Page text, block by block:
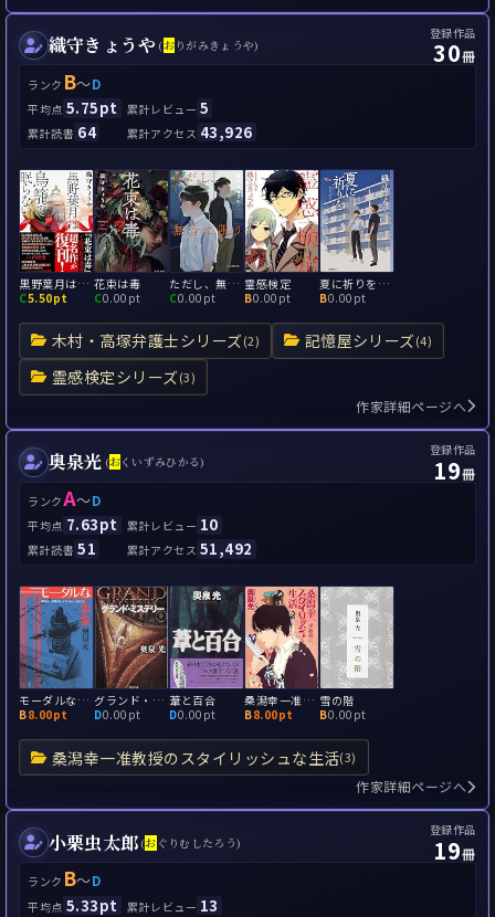
織守きょうや (お りがみきょうや)
登録作品
30冊
ランク B～D
平均点 5.75pt 累計レビュー 5
累計読書 64 累計アクセス 43,926
木村・高塚弁護士シリーズ(2) 記憶屋シリーズ(4)
霊感検定シリーズ(3)
黒野葉月は鳥籠で眠らない
C5.50pt
花束は毒
C0.00pt
ただし、無音に限り
C0.00pt
霊感検定
B0.00pt
夏に祈りを ただし、無音に限り
B0.00pt
作家詳細ページへ
奥泉光 (おくいずみひかる)
登録作品
19冊
ランクA～D
平均点 7.63pt 累計レビュー 10
累計読書 51 累計アクセス 51,492
桑潟幸一准教授のスタイリッシュな生活(3)
モーダルな事象
B8.00pt
グランド・ミステリー
D0.00pt
葦と百合
D0.00pt
桑潟幸一准教授のスタイリッシュな生活
B8.00pt
雪の階
B0.00pt
作家詳細ページへ
小栗虫太郎 (お ぐりむしたろう)
登録作品
19冊
ランク B～D
平均点 5.33pt 累計レビュー 13